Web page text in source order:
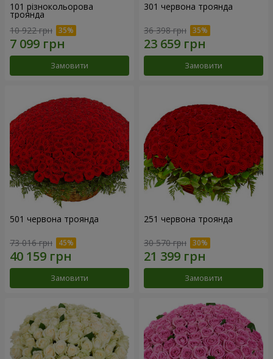
101 різнокольорова
троянда
10 922 грн
Замовити
301 червона троянда
36 398 грн
Замовити
501 червона троянда
73 016 грн
Замовити
251 червона троянда
30 570 грн
Замовити